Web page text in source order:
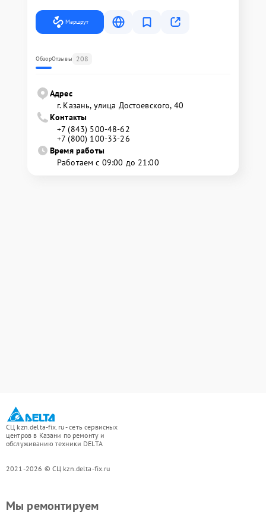
Маршрут
ОбзорОтзывы 208
Адрес
г. Казань, улица Достоевского, 40
Контакты
+7 (843) 500-48-62
+7 (800) 100-33-26
Время работы
Работаем с 09:00 до 21:00
СЦ kzn.delta-fix.ru - сеть сервисных
центров в Казани по ремонту и
обслуживанию техники DELTA
2021-2026 © СЦ kzn.delta-fix.ru
Мы ремонтируем